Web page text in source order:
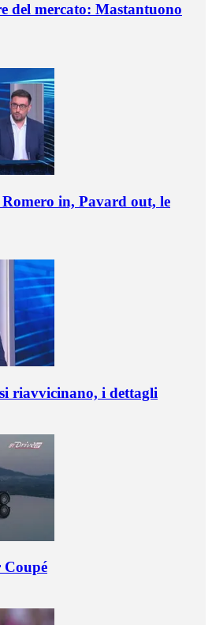
del mercato: Mastantuono
in, Pavard out, le
riavvicinano, i dettagli